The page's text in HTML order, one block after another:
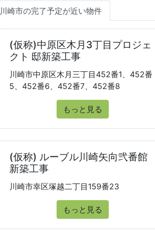
川崎市の完了予定が近い物件
(仮称)中原区木月3丁目プロジェ
クト 邸新築工事
川崎市中原区木月三丁目452番1、452番
5、452番6、452番7、452番8
もっと見る
(仮称) ルーブル川崎矢向弐番館
新築工事
川崎市幸区塚越二丁目159番23
もっと見る